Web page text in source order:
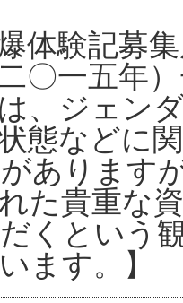
体験記募
〇一五年
は、ジェン
態などに
あります
た貴重な
くという
ます。】